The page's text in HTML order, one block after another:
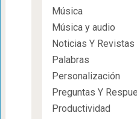
Música
Música y audio
Noticias Y Revistas
Palabras
Personalización
Preguntas Y
Productividad